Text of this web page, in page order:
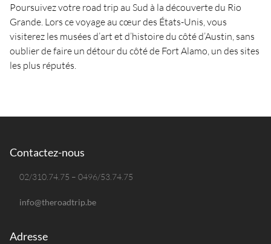
Poursuivez votre road trip au Sud à la découverte du Rio
Grande. Lors ce voyage au cœur des États-Unis, vous
visiterez les musées d’art et d’histoire du côté d’Austin, sans
oublier de faire un détour du côté de Fort Alamo, un des sites
les plus réputés.
Contactez-nous
02/310.74.75 – 0496/53.74.75
info@theroadtrip.be
Adresse